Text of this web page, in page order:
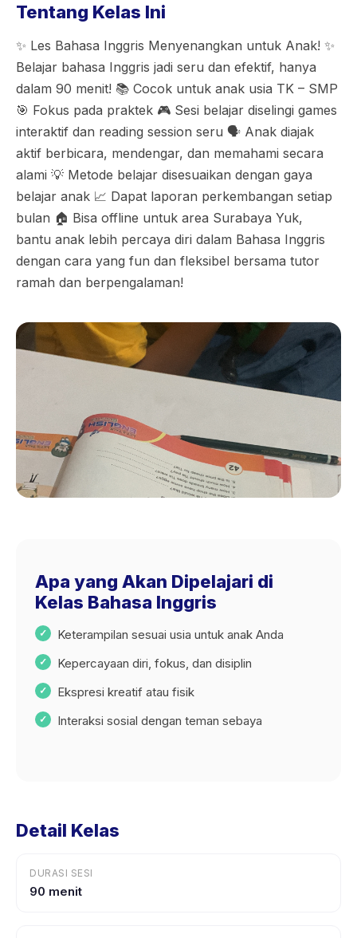
Tentang Kelas Ini
✨ Les Bahasa Inggris Menyenangkan untuk Anak! ✨
Belajar bahasa Inggris jadi seru dan efektif, hanya
dalam 90 menit! 📚 Cocok untuk anak usia TK – SMP
🎯 Fokus pada praktek 🎮 Sesi belajar diselingi games
interaktif dan reading session seru 🗣️ Anak diajak
aktif berbicara, mendengar, dan memahami secara
alami 💡 Metode belajar disesuaikan dengan gaya
belajar anak 📈 Dapat laporan perkembangan setiap
bulan 🏠 Bisa offline untuk area Surabaya Yuk,
bantu anak lebih percaya diri dalam Bahasa Inggris
dengan cara yang fun dan fleksibel bersama tutor
ramah dan berpengalaman!
Apa yang Akan Dipelajari di
Kelas Bahasa Inggris
Keterampilan sesuai usia untuk anak Anda
Kepercayaan diri, fokus, dan disiplin
Ekspresi kreatif atau fisik
Interaksi sosial dengan teman sebaya
Detail Kelas
DURASI SESI
90 menit